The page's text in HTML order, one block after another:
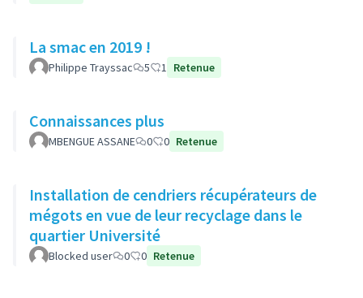
La smac en 2019 !
Philippe Trayssac 5 1 Retenue
Connaissances plus
MBENGUE ASSANE 0 0 Retenue
Installation de cendriers récupérateurs de
mégots en vue de leur recyclage dans le
quartier Université
Blocked user 0 0 Retenue